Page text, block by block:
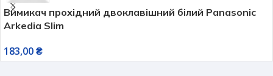
Вимикач прохідний двоклавішний білий Panasonic
Arkedia Slim
183,00₴